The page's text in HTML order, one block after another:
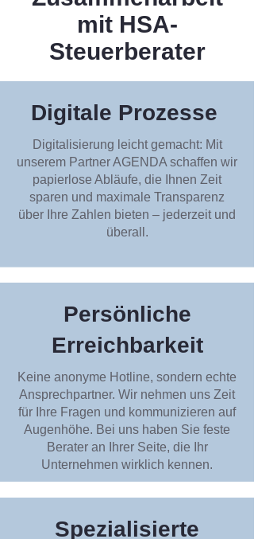
mit HSA-
Steuerberater
Digitale Prozesse
Digitalisierung leicht gemacht: Mit
unserem Partner AGENDA schaffen wir
papierlose Abläufe, die Ihnen Zeit
sparen und maximale Transparenz
über Ihre Zahlen bieten – jederzeit und
überall.
Persönliche
Erreichbarkeit
Keine anonyme Hotline, sondern echte
Ansprechpartner. Wir nehmen uns Zeit
für Ihre Fragen und kommunizieren auf
Augenhöhe. Bei uns haben Sie feste
Berater an Ihrer Seite, die Ihr
Unternehmen wirklich kennen.
Spezialisierte